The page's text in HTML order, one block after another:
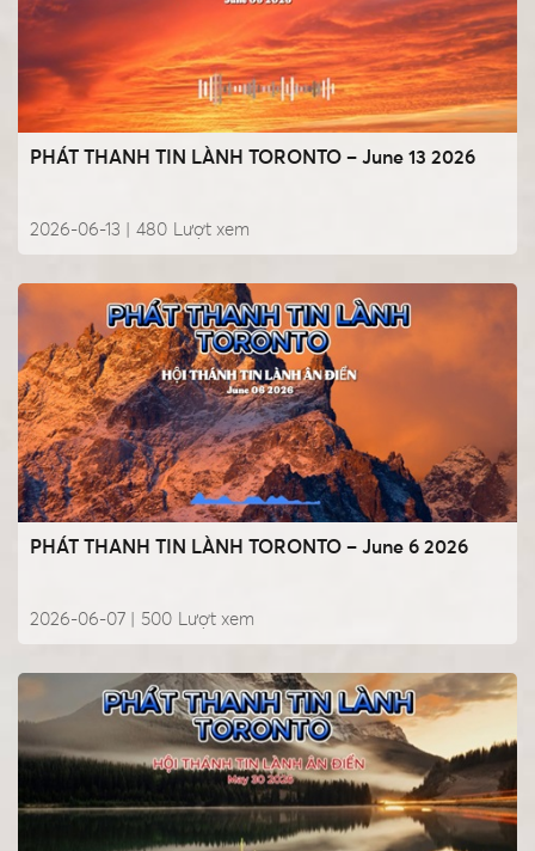
PHÁT THANH TIN LÀNH TORONTO – June 13 2026
2026-06-13 | Lượt xem
480
PHÁT THANH TIN LÀNH TORONTO – June 6 2026
2026-06-07 | Lượt xem
500